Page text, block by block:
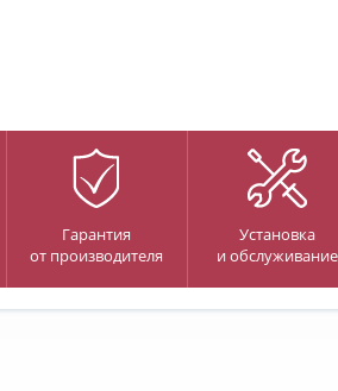
Гарантия
от производителя
Установка
и обслуживание